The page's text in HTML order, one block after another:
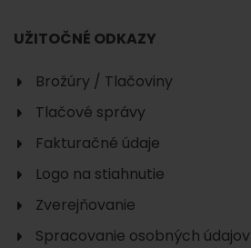
UŽITOČNÉ ODKAZY
Brožúry / Tlačoviny
Tlačové správy
Fakturačné údaje
Logo na stiahnutie
Zverejňovanie
Spracovanie osobných údajov